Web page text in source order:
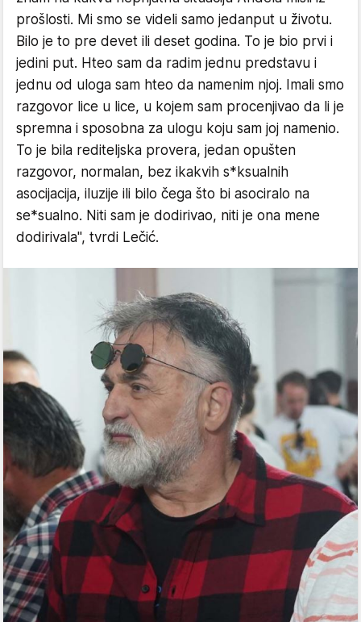
prošlosti. Mi smo se videli samo jedanput u životu.
Bilo je to pre devet ili deset godina. To je bio prvi i
jedini put. Hteo sam da radim jednu predstavu i
jednu od uloga sam hteo da namenim njoj. Imali smo
razgovor lice u lice, u kojem sam procenjivao da li je
spremna i sposobna za ulogu koju sam joj namenio.
To je bila rediteljska provera, jedan opušten
razgovor, normalan, bez ikakvih s*ksualnih
asocijacija, iluzije ili bilo čega što bi asociralo na
se*sualno. Niti sam je dodirivao, niti je ona mene
dodirivala", tvrdi Lečić.